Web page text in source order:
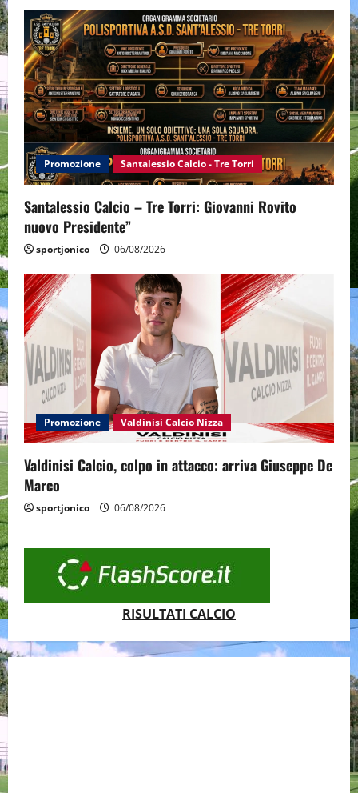
Promozione Santalessio Calcio - Tre Torri
Santalessio Calcio – Tre Torri: Giovanni Rovito
nuovo Presidente”
sportjonico 06/08/2026
Promozione Valdinisi Calcio Nizza
Valdinisi Calcio, colpo in attacco: arriva Giuseppe De
Marco
sportjonico 06/08/2026
RISULTATI CALCIO